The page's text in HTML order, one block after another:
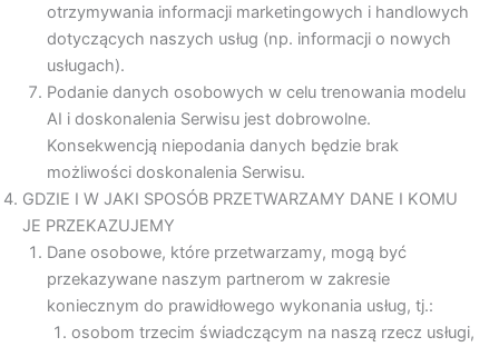
otrzymywania informacji marketingowych i handlowych
dotyczących naszych usług (np. informacji o nowych
usługach).
Podanie danych osobowych w celu trenowania modelu
AI i doskonalenia Serwisu jest dobrowolne.
Konsekwencją niepodania danych będzie brak
możliwości doskonalenia Serwisu.
GDZIE I W JAKI SPOSÓB PRZETWARZAMY DANE I KOMU
JE PRZEKAZUJEMY
Dane osobowe, które przetwarzamy, mogą być
przekazywane naszym partnerom w zakresie
koniecznym do prawidłowego wykonania usług, tj.:
osobom trzecim świadczącym na naszą rzecz usługi,